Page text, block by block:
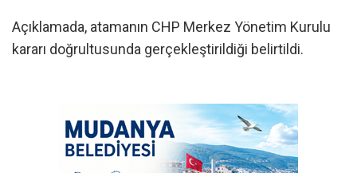
Açıklamada, atamanın CHP Merkez Yönetim Kurulu
kararı doğrultusunda gerçekleştirildiği belirtildi.